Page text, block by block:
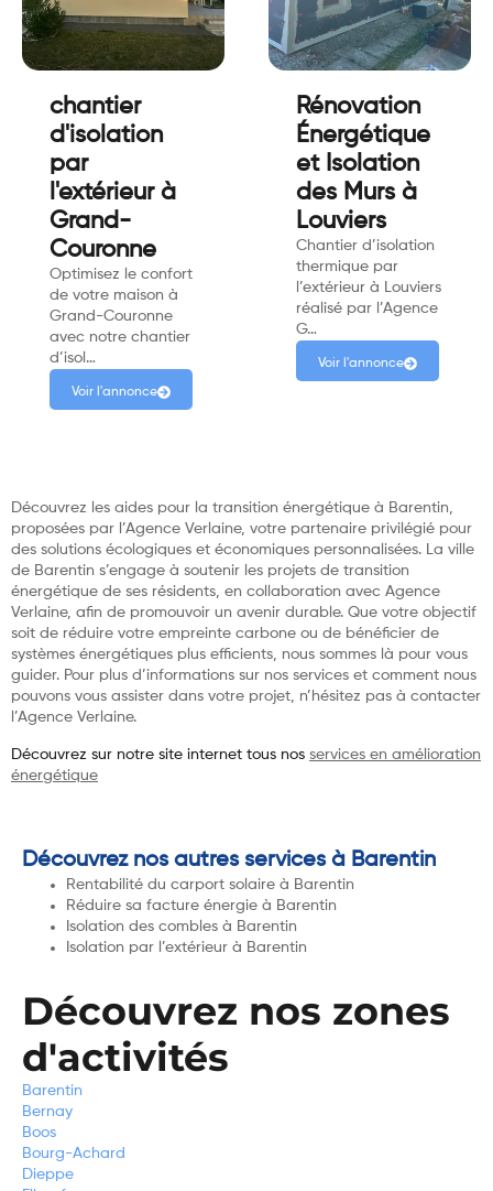
chantier
d'isolation
par
l'extérieur à
Grand-
Couronne
Optimisez le confort
de votre maison à
Grand-Couronne
avec notre chantier
d’isol…
Voir l'annonce
Rénovation
Énergétique
et Isolation
des Murs à
Louviers
Chantier d’isolation
thermique par
l’extérieur à Louviers
réalisé par l’Agence
G…
Voir l'annonce
Découvrez les aides pour la transition énergétique à Barentin,
proposées par l’Agence Verlaine, votre partenaire privilégié pour
des solutions écologiques et économiques personnalisées. La ville
de Barentin s’engage à soutenir les projets de transition
énergétique de ses résidents, en collaboration avec Agence
Verlaine, afin de promouvoir un avenir durable. Que votre objectif
soit de réduire votre empreinte carbone ou de bénéficier de
systèmes énergétiques plus efficients, nous sommes là pour vous
guider. Pour plus d’informations sur nos services et comment nous
pouvons vous assister dans votre projet, n’hésitez pas à contacter
l’Agence Verlaine.
Découvrez sur notre site internet tous nos services en amélioration
énergétique
Découvrez nos autres services à Barentin
Rentabilité du carport solaire à Barentin
Réduire sa facture énergie à Barentin
Isolation des combles à Barentin
Isolation par l’extérieur à Barentin
Découvrez nos zones
d'activités
Barentin
Bernay
Boos
Bourg-Achard
Dieppe